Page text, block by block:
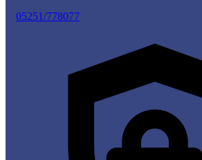
05251/778077